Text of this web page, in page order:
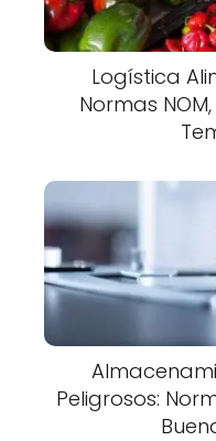
Logística
Normas
Peligrosos: